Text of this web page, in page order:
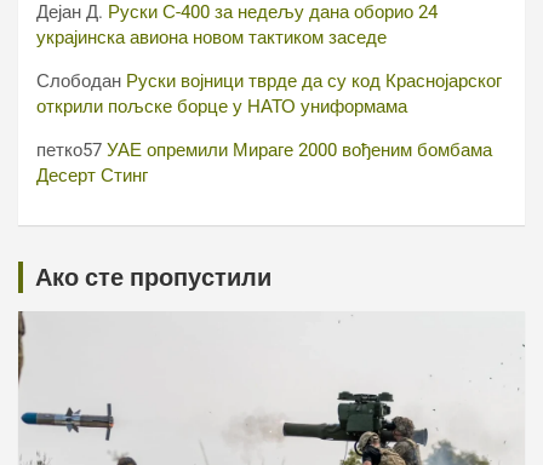
Дејан Д. Руски С-400 за недељу дана оборио 24
украјинска авиона новом тактиком заседе
Слободан Руски војници тврде да су код Краснојарског
открили пољске борце у НАТО униформама
петко57 УАЕ опремили Мираге 2000 вођеним бомбама
Десерт Стинг
Ако сте пропустили